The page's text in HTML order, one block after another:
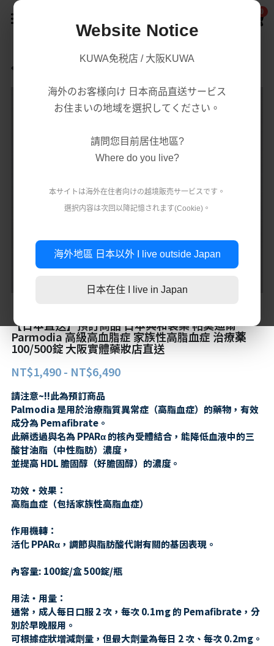
Website Notice
KUWA免税店 / 大阪KUWA
海外のお客様向け 日本商品直送サービス
お住まいの地域を選択してください。
請問您目前居住地區?
Where do you live?
本サイトは海外在住者向けの越境販売サ一ビスです。
選択内容は次回以降記憶されます(Cookie)。
海外地區 日本以外 I live outside Japan
日本在住 I live in Japan
0
熱賣商品
美妝
保健/腸胃保健
第一類醫藥品
第二三類醫藥品
感冒/發燒/止痛/痠痛
處方/醫學康復治療藥品
親子/嬰幼兒用品
賣場/商城
關於我們
實體店鋪資訊
公司簡介
條款．保護政策
使用條款
個人資料保護政策
特定商取引法に基づく表記
登錄/註冊
搜索
【日本直送】預訂商品 日本興和製藥 帕莫迪爾
Parmodia 高級高血脂症 家族性高脂血症 治療薬
100/500錠 大阪實體藥妝店直送
NT$1,490 - NT$6,490
請注意~!!此為預訂商品
Palmodia 是用於治療脂質異常症（高脂血症）的藥物，有效
成分為 Pemafibrate。
此藥透過與名為 PPARα 的核內受體結合，能降低血液中的三
酸甘油脂（中性脂肪）濃度，
並提高 HDL 膽固醇（好膽固醇）的濃度。
功效・效果：
高脂血症（包括家族性高脂血症）
作用機轉：
活化 PPARα，調節與脂肪酸代謝有關的基因表現。
內容量: 100錠/盒 500錠/瓶
用法・用量：
通常，成人每日口服 2 次，每次 0.1mg 的 Pemafibrate，分
別於早晚服用。
可根據症狀增減劑量，但最大劑量為每日 2 次、每次 0.2mg。
×
商品分類
腸胃益生菌/保健
疲勞痠痛
減肥瘦身
美容美白
美妝相關
親子/嬰幼兒用品